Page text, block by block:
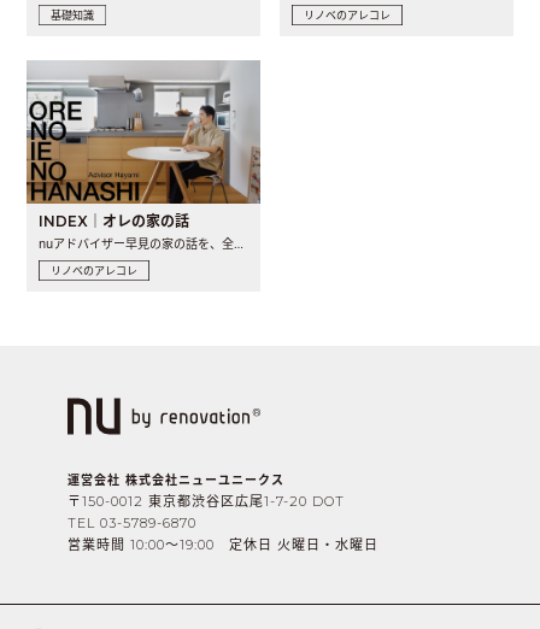
基礎知識 リノベのアレコレ
INDEX｜オレの家の話
nuアドバイザー早見の家の話を、全4話でお届け。リノベーションを..
リノベのアレコレ
運営会社 株式会社ニューユニークス
〒150-0012 東京都渋谷区広尾1-7-20 DOT
TEL 03-5789-6870
営業時間 10:00〜19:00 定休日 火曜日・水曜日